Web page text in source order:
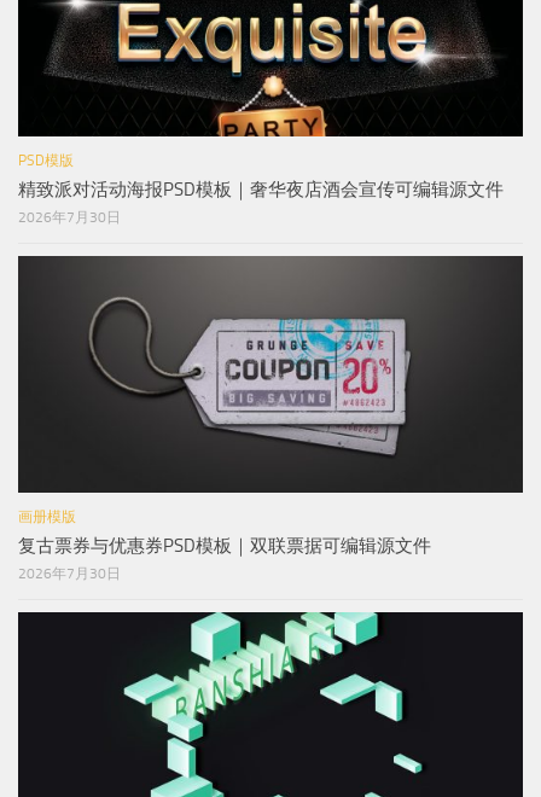
PSD模版
精致派对活动海报PSD模板｜奢华夜店酒会宣传可编辑源文件
2026年7月30日
画册模版
复古票券与优惠券PSD模板｜双联票据可编辑源文件
2026年7月30日